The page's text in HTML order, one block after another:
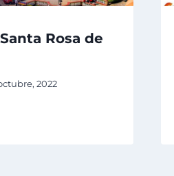
Rosa de
2022